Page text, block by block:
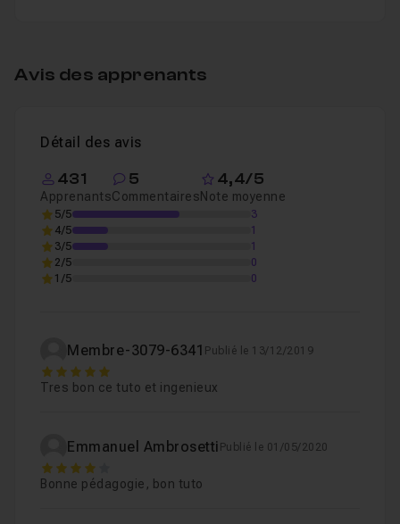
Avis des apprenants
Détail des avis
431
Apprenants
5
Commentaires
4,4/5
Note moyenne
5/5
3
4/5
1
3/5
1
2/5
0
1/5
0
Membre-3079-6341 Publié le 13/12/2019
5
Tres bon ce tuto et ingenieux
Emmanuel Ambrosetti Publié le 01/05/2020
4
Bonne pédagogie, bon tuto